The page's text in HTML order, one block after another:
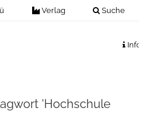
Verlag Suche
Info
'Hochschule